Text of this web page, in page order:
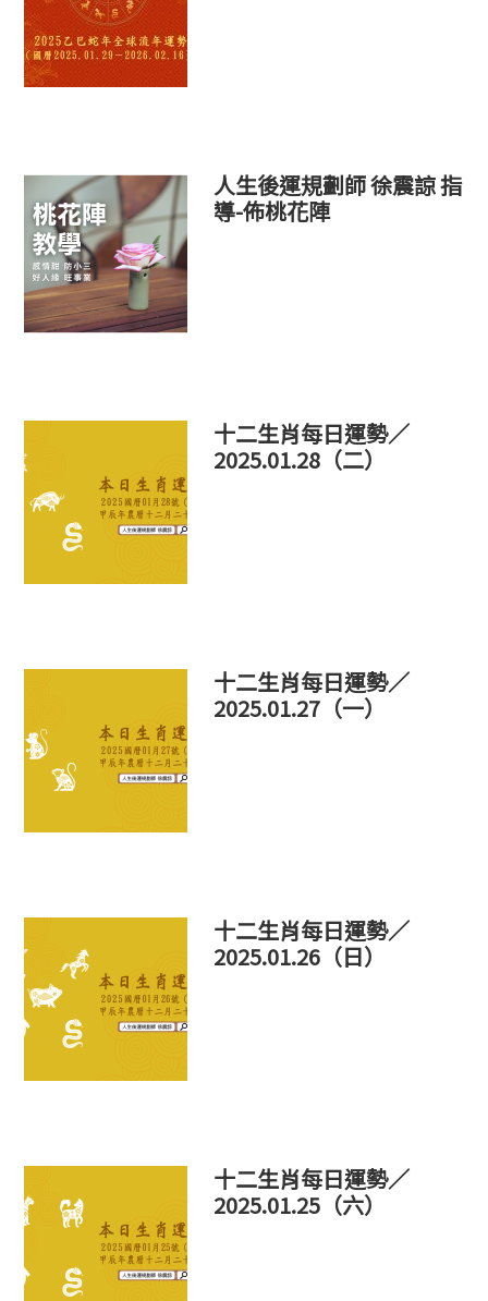
人生後運規劃師 徐震諒 指
導-佈桃花陣
十二生肖每日運勢／
2025.01.28（二）
十二生肖每日運勢／
2025.01.27（一）
十二生肖每日運勢／
2025.01.26（日）
十二生肖每日運勢／
2025.01.25（六）